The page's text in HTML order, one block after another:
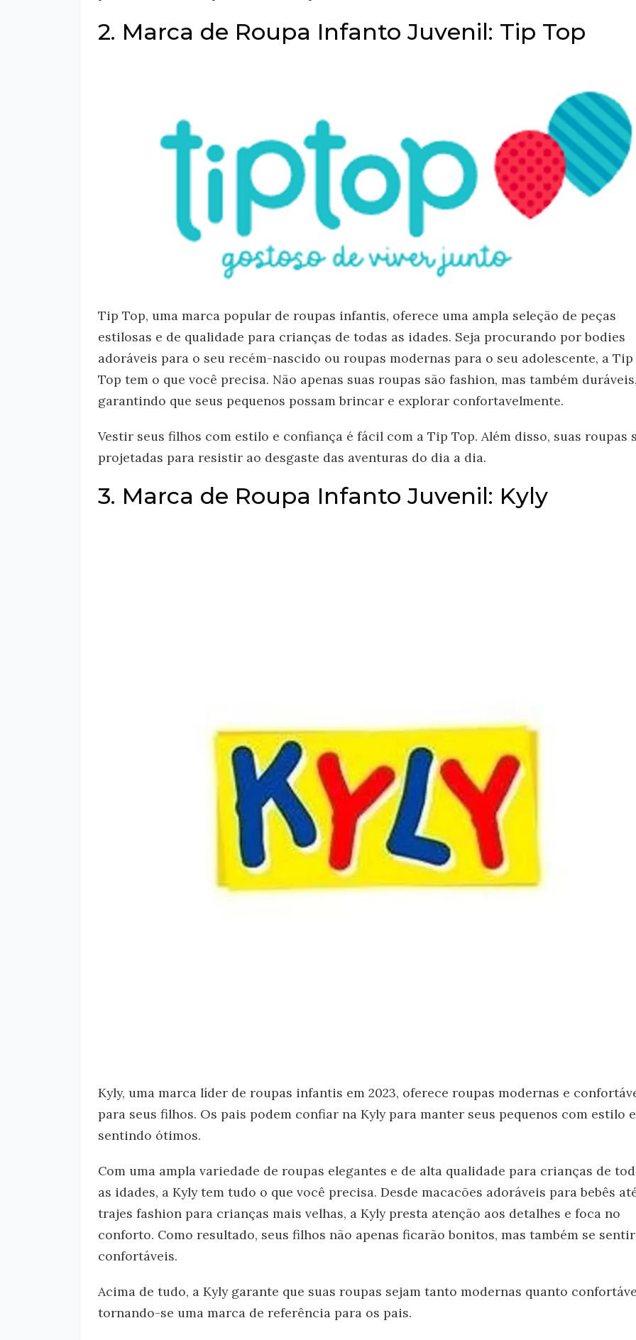
2. Marca de Roupa Infanto Juvenil: Tip Top
Tip Top, uma marca popular de roupas infantis, oferece uma ampla seleção de peças
estilosas e de qualidade para crianças de todas as idades. Seja procurando por bodies
adoráveis para o seu recém-nascido ou roupas modernas para o seu adolescente, a Tip
Top tem o que você precisa. Não apenas suas roupas são fashion, mas também
garantindo que seus pequenos possam brincar e explorar confortavelmente.
Vestir seus filhos com estilo e confiança é fácil com a Tip Top. Além disso, suas roupas
projetadas para resistir ao desgaste das aventuras do dia a dia.
3. Marca de Roupa Infanto Juvenil: Kyly
Kyly, uma marca líder de roupas infantis em 2023, oferece roupas modernas e
para seus filhos. Os pais podem confiar na Kyly para manter seus pequenos com estilo
sentindo ótimos.
Com uma ampla variedade de roupas elegantes e de alta qualidade para crianças de
as idades, a Kyly tem tudo o que você precisa. Desde macacões adoráveis para bebês
trajes fashion para crianças mais velhas, a Kyly presta atenção aos detalhes e foca no
conforto. Como resultado, seus filhos não apenas ficarão bonitos, mas também se
confortáveis.
Acima de tudo, a Kyly garante que suas roupas sejam tanto modernas quanto
tornando-se uma marca de referência para os pais.